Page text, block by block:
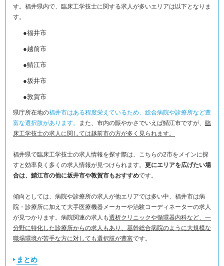
す。福井県内で、臨床工学技士に関する求人が多いエリアは以下となりま
す。
●福井市
●越前市
●鯖江市
●坂井市
●敦賀市
県庁所在地の福井市はある程度栄えているため、総合病院や診療所など豊
富な選択肢があります。
また、市内の賑やかさでいえば鯖江市ですが、 臨
床工学技士の求人に関しては越前市の方が多く見られます。
福井県で臨床工学技士の求人情報を探す際は、こちらの2市をメインに探
すと効率良く多くの求人情報が見つけられます。 更にエリアを広げたい場
合は、鯖江市の他に坂井市や敦賀市もおすすめです。
傾向としては、病院や診療所の求人が他エリアでは多い中、福井市は病
院・診療所に加えて大手医療機器メーカーや治験コーディネーターの求人
が見つかります。病院関連の求人も透析クリニックや循環器内科など、一
分野に特化した診療所からの求人もあり、基幹総合病院のように大規模な
職場環境が苦手な方に対しても選択肢が豊富です。
まとめ